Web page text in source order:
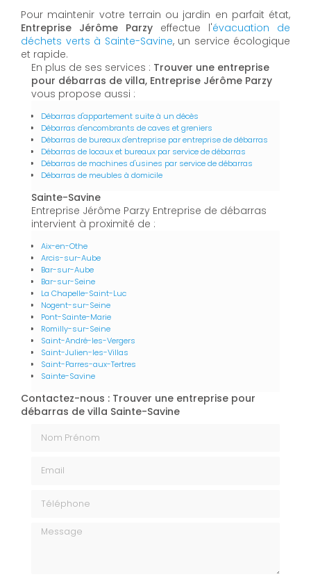
Pour maintenir votre terrain ou jardin en parfait état,
Entreprise Jérôme Parzy effectue l'évacuation de
déchets verts à Sainte-Savine, un service écologique
et rapide.
En plus de ses services : Trouver une entreprise
pour débarras de villa, Entreprise Jérôme Parzy
vous propose aussi :
Débarras d'appartement suite à un décès
Débarras d'encombrants de caves et greniers
Débarras de bureaux d'entreprise par entreprise de débarras
Débarras de locaux et bureaux par service de débarras
Débarras de machines d'usines par service de débarras
Débarras de meubles à domicile
Sainte-Savine
Entreprise Jérôme Parzy Entreprise de débarras
intervient à proximité de :
Aix-en-Othe
Arcis-sur-Aube
Bar-sur-Aube
Bar-sur-Seine
La Chapelle-Saint-Luc
Nogent-sur-Seine
Pont-Sainte-Marie
Romilly-sur-Seine
Saint-André-les-Vergers
Saint-Julien-les-Villas
Saint-Parres-aux-Tertres
Sainte-Savine
Contactez-nous : Trouver une entreprise pour
débarras de villa Sainte-Savine
Message